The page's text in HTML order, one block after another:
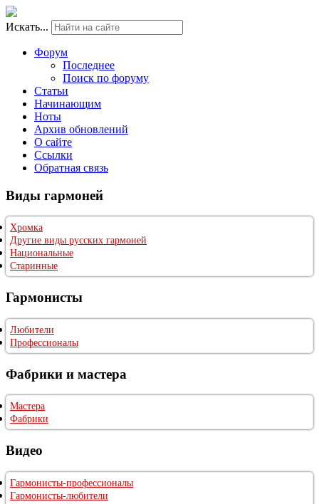
Искать...
Форум
Последнее
Поиск по форуму
Статьи
Начинающим
Ноты
Архив обновлений
О сайте
Ссылки
Обратная связь
Виды гармоней
Хромка
Другие виды русских гармоней
Национальные
Старинные
Гармонисты
Любители
Профессионалы
Фабрики и мастера
Мастера
Фабрики
Видео
Гармонисты-профессионалы
Гармонисты-любители